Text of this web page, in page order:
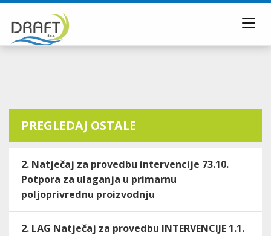
PREGLEDAJ OSTALE
2. Natječaj za provedbu intervencije 73.10.
Potpora za ulaganja u primarnu
poljoprivrednu proizvodnju
2. LAG Natječaj za provedbu INTERVENCIJE 1.1.